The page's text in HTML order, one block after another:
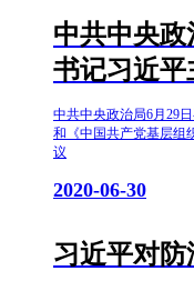
中共中央
书记习近平
中共中央政治局6月29
和《中国共产党基层组
议
2020-06-30
习近平对